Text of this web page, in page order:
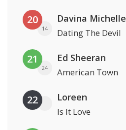
20
14
Davina Michelle
Dating The Devil
21
24
Ed Sheeran
American Town
22 Loreen
Is It Love